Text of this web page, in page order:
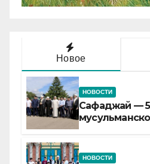
Новое
НОВОСТИ
Сафаджай —
НОВОСТИ